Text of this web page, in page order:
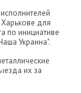
для
по инициативе
Украина".
их за